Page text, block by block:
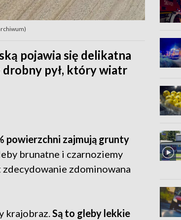
pojawia się delikatna
drobny pył, który wiatr
powierzchni zajmują grunty
brunatne i czarnoziemy
zdecydowanie zdominowana
krajobraz.Są to gleby lekkie